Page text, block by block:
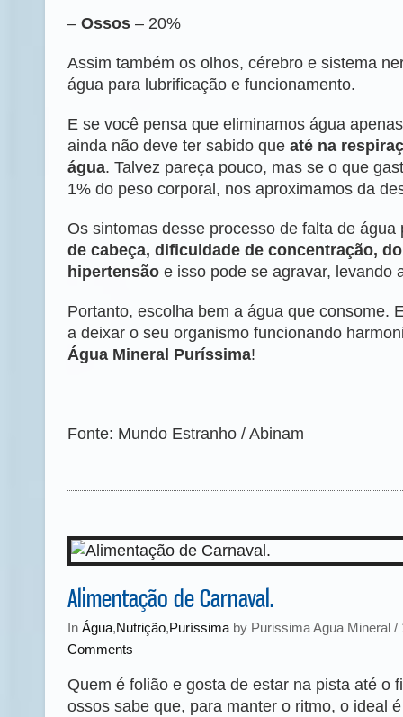
– Ossos – 20%
Assim também os olhos, cérebro e sistema
água para lubrificação e funcionamento.
E se você pensa que eliminamos água
ainda não deve ter sabido que até na
água. Talvez pareça pouco, mas se o que
1% do peso corporal, nos aproximamos da
Os sintomas desse processo de falta de
de cabeça, dificuldade de concentração,
hipertensão e isso pode se agravar, levando
Portanto, escolha bem a água que consome.
a deixar o seu organismo funcionando
Água Mineral Puríssima!
Fonte: Mundo Estranho / Abinam
Alimentação de Carnaval.
In Água,Nutrição,Puríssima by Purissima Agua Mineral
Comments
Quem é folião e gosta de estar na pista até o
ossos sabe que, para manter o ritmo, o ideal